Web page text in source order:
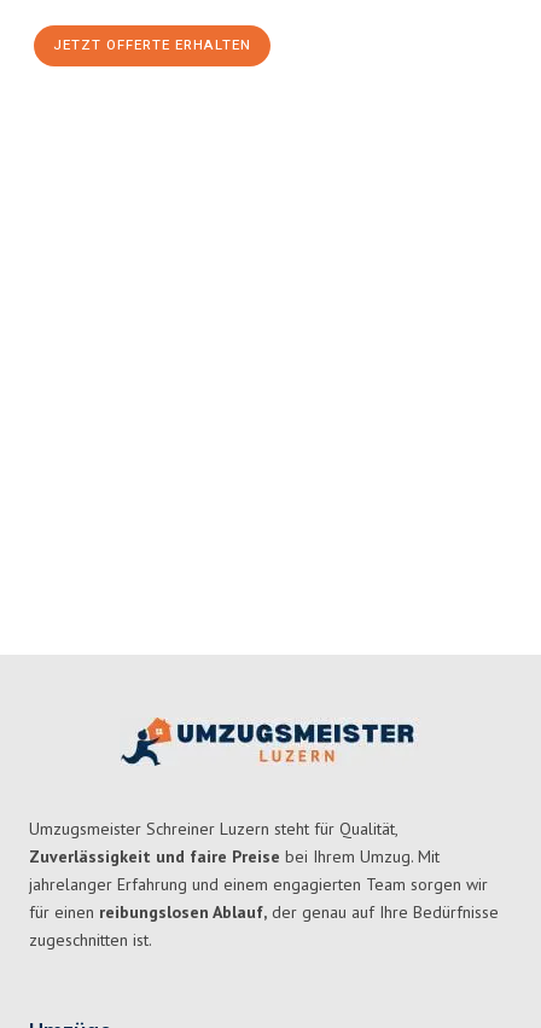
JETZT OFFERTE ERHALTEN
Umzugsmeister Schreiner Luzern steht für Qualität,
Zuverlässigkeit und faire Preise bei Ihrem Umzug. Mit
jahrelanger Erfahrung und einem engagierten Team sorgen wir
für einen reibungslosen Ablauf, der genau auf Ihre Bedürfnisse
zugeschnitten ist.